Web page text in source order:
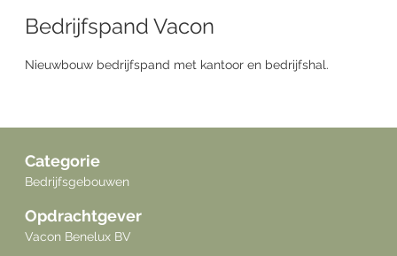
Bedrijfspand Vacon
Nieuwbouw bedrijfspand met kantoor en bedrijfshal.
Categorie
Bedrijfsgebouwen
Opdrachtgever
Vacon Benelux BV